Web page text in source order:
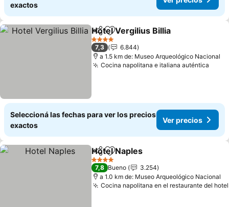
exactos
CompartirAñadir a favoritos
Hotel Vergilius Billia
4 Estrellas
7,3
6.844
a 1.5 km de: Museo Arqueológico Nacional
Cocina napolitana e italiana auténtica
Seleccioná las fechas para ver los precios
exactos
Ver precios
CompartirAñadir a favoritos
Hotel Naples
4 Estrellas
7,8 Bueno
3.254
a 1.0 km de: Museo Arqueológico Nacional
Cocina napolitana en el restaurante del hotel